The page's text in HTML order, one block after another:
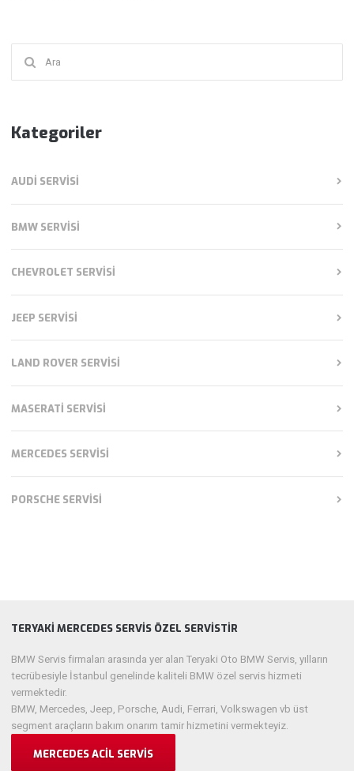
Kategoriler
AUDI SERVISI
BMW SERVISI
CHEVROLET SERVISI
JEEP SERVISI
LAND ROVER SERVISI
MASERATI SERVISI
MERCEDES SERVISI
PORSCHE SERVISI
TERYAKI MERCEDES SERVIS ÖZEL SERVISTIR
BMW Servis firmaları arasında yer alan Teryaki Oto BMW Servis, yılların
tecrübesiyle İstanbul genelinde kaliteli BMW özel servis hizmeti
vermektedir.
BMW, Mercedes, Jeep, Porsche, Audi, Ferrari, Volkswagen vb üst
segment araçların bakım onarım tamir hizmetini vermekteyiz.
MERCEDES ACIL SERVIS